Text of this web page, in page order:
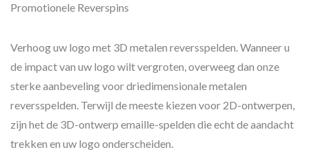
Promotionele Reverspins
Verhoog uw logo met 3D metalen reversspelden. Wanneer u
de impact van uw logo wilt vergroten, overweeg dan onze
sterke aanbeveling voor driedimensionale metalen
reversspelden. Terwijl de meeste kiezen voor 2D-ontwerpen,
zijn het de 3D-ontwerp emaille-spelden die echt de aandacht
trekken en uw logo onderscheiden.